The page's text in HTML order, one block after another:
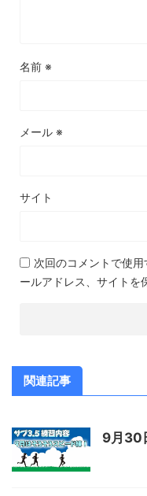
名前 ※
メール ※
サイト
次回のコメントで使
ールアドレス、サイトを
関連記事
9月